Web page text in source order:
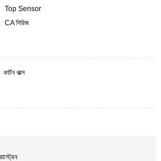
Top Sensor
CA সিরিজ
কার্টন বাক্স